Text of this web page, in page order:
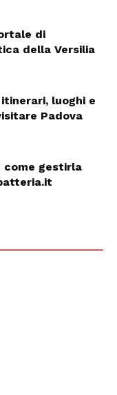
di
della Versilia
luoghi e
Padova
come gestirla